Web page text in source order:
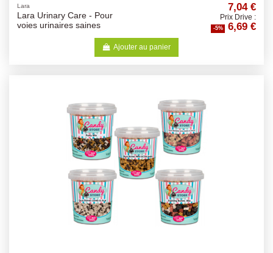
Lara
Lara Urinary Care - Pour
voies urinaires saines
7,04 €
Prix Drive :
-5% 6,69 €
Ajouter au panier